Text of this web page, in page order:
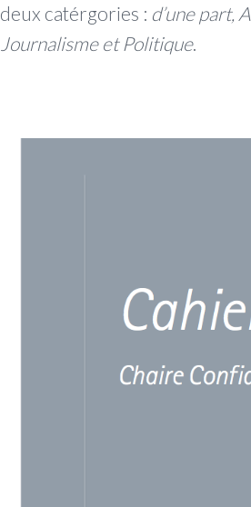
deux catérgories : d’une part,
Journalisme et Politique.